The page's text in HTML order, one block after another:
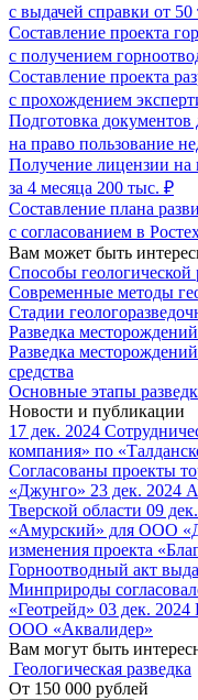
с выдачей справки от
Составление проекта
с получением
Составление проекта
с прохождением
Подготовка документов
на право пользование
Получение лицензии на
за 4 месяца 200 тыс. ₽
Составление плана
с согласованием в
Вам может быть
Способы геологической
Современные методы
Стадии
Разведка
Разведка
средства
Основные этапы
Новости и публикации
17 дек. 2024
компания» по
Согласованы проекты
«Джунго» 23 дек. 2024
Тверской области 09
«Амурский» для ООО
изменения проекта
Горноотводный акт
Минприроды
«Геотрейд» 03 дек. 2024
ООО «Аквалидер»
Вам могут быть
Геологическая разведка
От 150 000 рублей